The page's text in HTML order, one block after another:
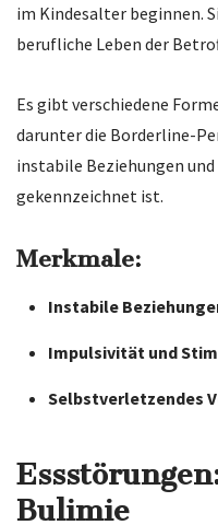
im Kindesalter beginnen.
berufliche Leben der
Es gibt verschiedene
darunter die Borderline-
instabile Beziehungen
gekennzeichnet ist.
Merkmale:
Instabile
Impulsivität und
Selbstverletzendes
Bulimie